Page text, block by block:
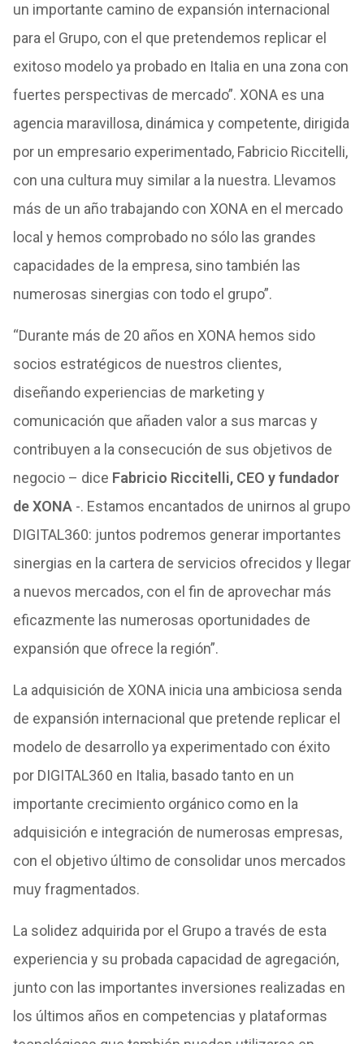
un importante camino de expansión internacional
para el Grupo, con el que pretendemos replicar el
exitoso modelo ya probado en Italia en una zona con
fuertes perspectivas de mercado”. XONA es una
agencia maravillosa, dinámica y competente, dirigida
por un empresario experimentado, Fabricio Riccitelli,
con una cultura muy similar a la nuestra. Llevamos
más de un año trabajando con XONA en el mercado
local y hemos comprobado no sólo las grandes
capacidades de la empresa, sino también las
numerosas sinergias con todo el grupo”.
“Durante más de 20 años en XONA hemos sido
socios estratégicos de nuestros clientes,
diseñando experiencias de marketing y
comunicación que añaden valor a sus marcas y
contribuyen a la consecución de sus objetivos de
negocio – dice Fabricio Riccitelli, CEO y fundador
de XONA -. Estamos encantados de unirnos al grupo
DIGITAL360: juntos podremos generar importantes
sinergias en la cartera de servicios ofrecidos y llegar
a nuevos mercados, con el fin de aprovechar más
eficazmente las numerosas oportunidades de
expansión que ofrece la región”.
La adquisición de XONA inicia una ambiciosa senda
de expansión internacional que pretende replicar el
modelo de desarrollo ya experimentado con éxito
por DIGITAL360 en Italia, basado tanto en un
importante crecimiento orgánico como en la
adquisición e integración de numerosas empresas,
con el objetivo último de consolidar unos mercados
muy fragmentados.
La solidez adquirida por el Grupo a través de esta
experiencia y su probada capacidad de agregación,
junto con las importantes inversiones realizadas en
los últimos años en competencias y plataformas